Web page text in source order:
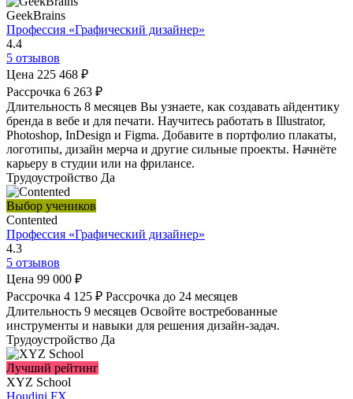
GeekBrains
Профессия «Графический дизайнер»
4.4
5 отзывов
Цена 225 468 ₽
Рассрочка 6 263 ₽
Длительность 8 месяцев Вы узнаете, как создавать айдентику
бренда в вебе и для печати. Научитесь работать в Illustrator,
Photoshop, InDesign и Figma. Добавите в портфолио плакаты,
логотипы, дизайн мерча и другие сильные проекты. Начнёте
карьеру в студии или на фрилансе.
Трудоустройство Да
Выбор учеников
Contented
Профессия «Графический дизайнер»
4.3
5 отзывов
Цена 99 000 ₽
Рассрочка 4 125 ₽ Рассрочка до 24 месяцев
Длительность 9 месяцев Освойте востребованные
инструменты и навыки для решения дизайн-задач.
Трудоустройство Да
Лучший рейтинг
XYZ School
Houdini FX